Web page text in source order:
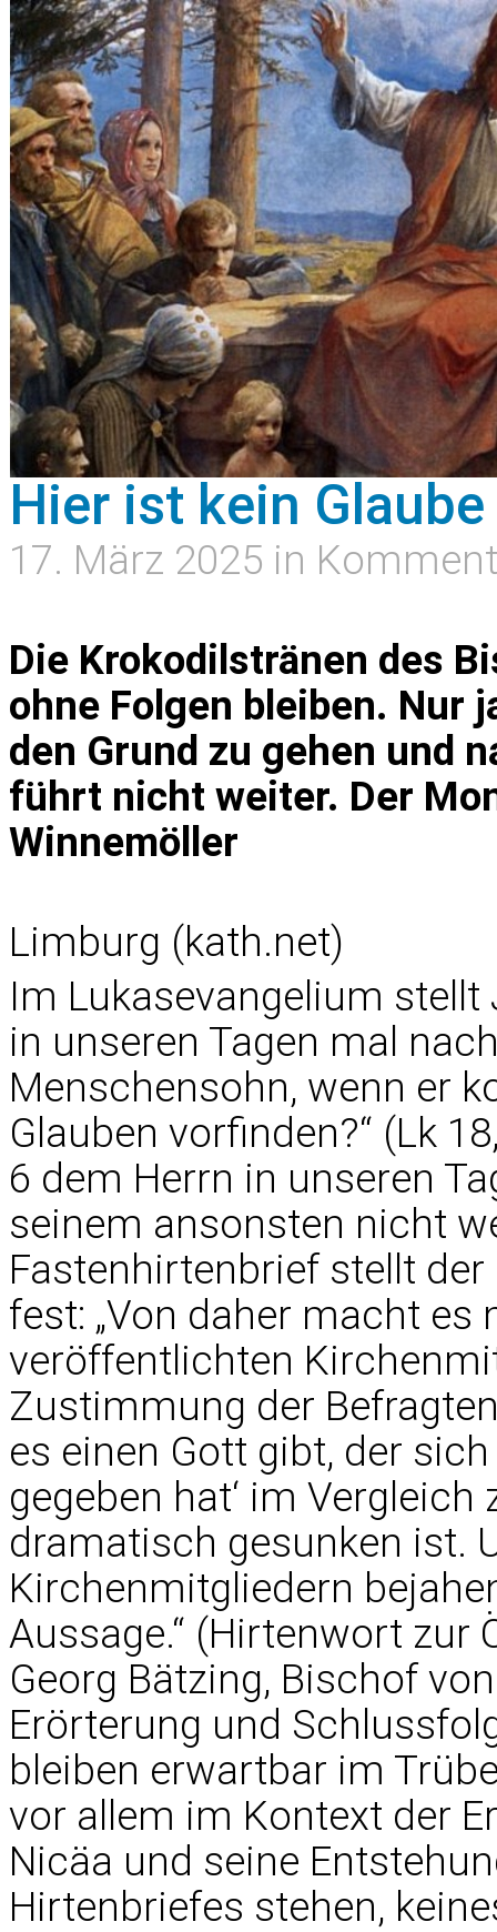
Hier ist kein
17. März 2025 in
Die Krokodilstränen des
ohne Folgen bleiben. Nur
den Grund zu gehen und
führt nicht weiter. Der
Winnemöller
Limburg (kath.net)
Im Lukasevangelium stellt
in unseren Tagen mal
Menschensohn, wenn er
Glauben vorfinden?“ (Lk
6 dem Herrn in unseren
seinem ansonsten nicht
Fastenhirtenbrief stellt
fest: „Von daher macht es
veröffentlichten
Zustimmung der
es einen Gott gibt, der
gegeben hat‘ im
dramatisch gesunken ist.
Kirchenmitgliedern
Aussage.“ (Hirtenwort zur
Georg Bätzing, Bischof
Erörterung und
bleiben erwartbar im
vor allem im Kontext der
Nicäa und seine
Hirtenbriefes stehen,